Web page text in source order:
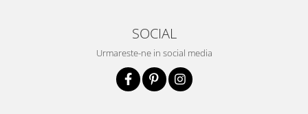
SOCIAL
Urmareste-ne in social media